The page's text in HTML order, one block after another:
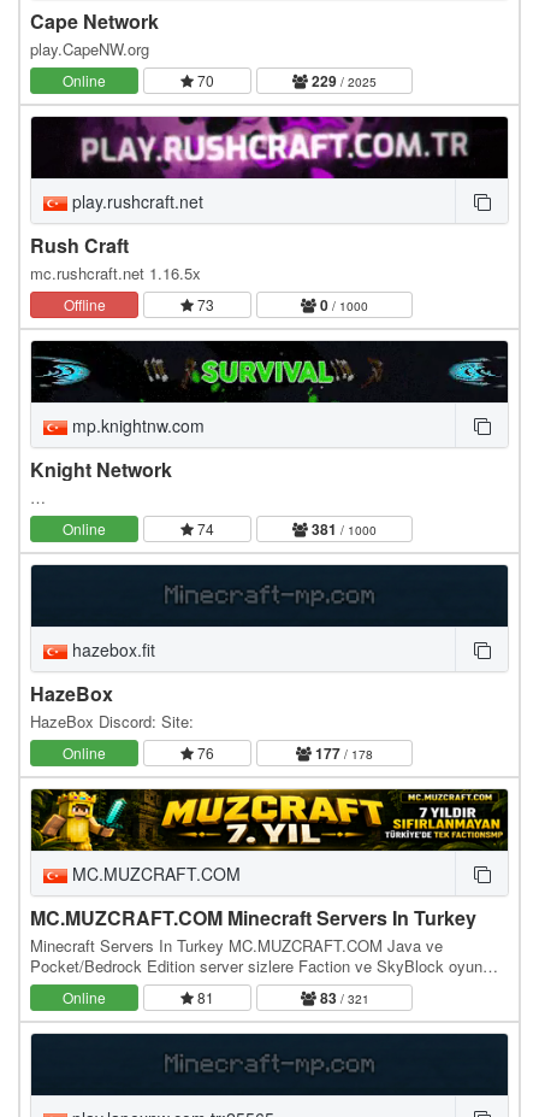
Cape Network
play.CapeNW.org
Online 70 229 / 2025
play.rushcraft.net
Rush Craft
mc.rushcraft.net 1.16.5x
Offline 73 0 / 1000
mp.knightnw.com
Knight Network
…
Online 74 381 / 1000
hazebox.fit
HazeBox
HazeBox Discord: Site:
Online 76 177 / 178
MC.MUZCRAFT.COM
MC.MUZCRAFT.COM Minecraft Servers In Turkey
Minecraft Servers In Turkey MC.MUZCRAFT.COM Java ve
Pocket/Bedrock Edition server sizlere Faction ve SkyBlock oyun
modlarıyla hizmet vermektedir. Bu sunucu Java,…
Online 81 83/ 321